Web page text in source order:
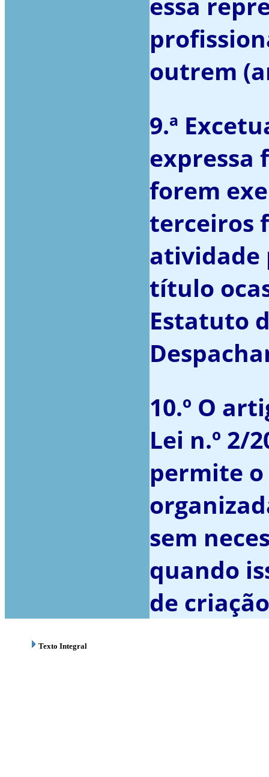
outrem
9.ª
expressa
forem
terceiros
atividade
título
Estatuto
10.º O
Lei n.º 2/
permite
sem
quando
de
Texto Integral